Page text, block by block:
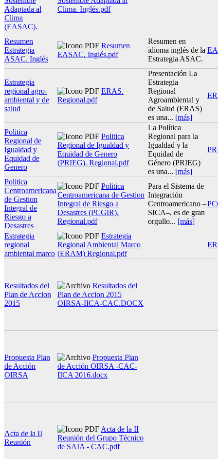
Adaptada al
Clima
(EASAC).
Clima. Inglés.pdf
Resumen
Estrategia
ASAC. Inglés
Resumen
EASAC. Inglés.pdf
Resumen en
idioma inglés de la
Estrategia ASAC.
Estrategia
regional agro-
ambiental y de
salud
ERAS.
Regional.pdf
Presentación La
Estrategia
Regional
Agroambiental y
de Salud (ERAS)
es una... [más]
Politica
Regional de
Igualdad y
Equidad de
Genero
Politica
Regional de Igualdad y
Equidad de Genero
(PRIEG). Regional.pdf
La Política
Regional para la
Igualdad y la
Equidad de
Género (PRIEG)
es una... [más]
Politica
Centroamericana
de Gestion
Integral de
Riesgo a
Desastres
Politica
Centroamericana de Gestion
Integral de Riesgo a
Desastres (PCGIR).
Regional.pdf
Para el Sistema de
Integración
Centroamericano –
SICA–, es de gran
orgullo... [más]
Estrategia
regional
ambiental marco
Estrategia
Regional Ambiental Marco
(ERAM) Regional.pdf
Resultados del
Plan de Accion
2015
Resultados del
Plan de Accion 2015
OIRSA-IICA-CAC.DOCX
Propuesta Plan
de Acción
OIRSA
Propuesta Plan
de Acción OIRSA -CAC-
IICA 2016.docx
Acta de la II
Reunión
Acta de la II
Reunión del Grupo Técnico
de SAIA - CAC.pdf